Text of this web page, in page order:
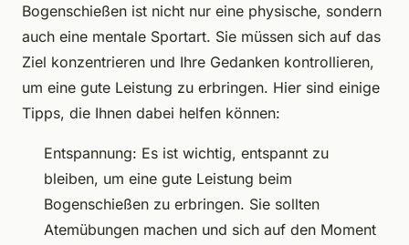
Bogenschießen ist nicht nur eine physische, sondern
auch eine mentale Sportart. Sie müssen sich auf das
Ziel konzentrieren und Ihre Gedanken kontrollieren,
um eine gute Leistung zu erbringen. Hier sind einige
Tipps, die Ihnen dabei helfen können:
Entspannung: Es ist wichtig, entspannt zu
bleiben, um eine gute Leistung beim
Bogenschießen zu erbringen. Sie sollten
Atemübungen machen und sich auf den Moment